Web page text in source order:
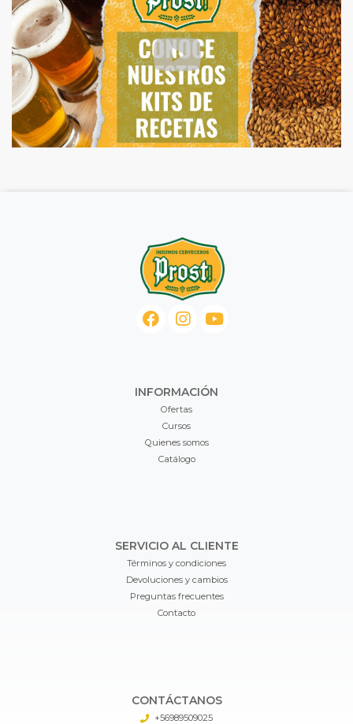
INFORMACIÓN
Ofertas
Cursos
Quienes somos
Catálogo
SERVICIO AL CLIENTE
Términos y condiciones
Devoluciones y cambios
Preguntas frecuentes
Contacto
CONTÁCTANOS
+56989509025